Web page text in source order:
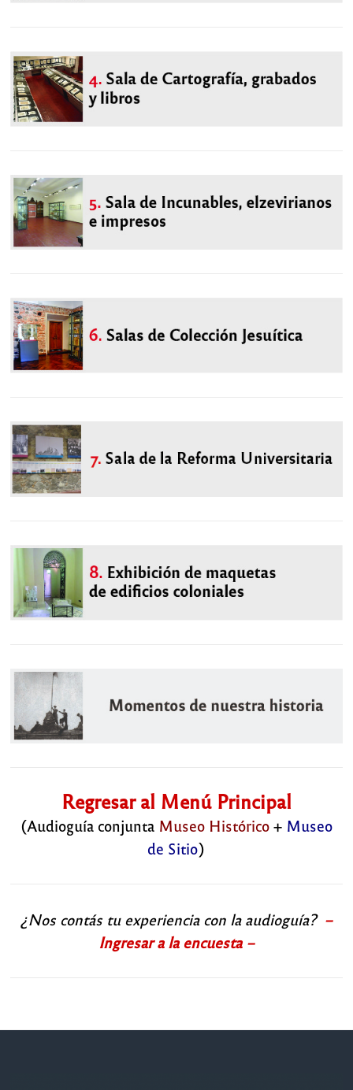
Regresar al Menú Principal
(Audioguía conjunta Museo Histórico+ Museo
de Sitio)
¿Nos contás tu experiencia con la audioguía? –
Ingresar a la encuesta –